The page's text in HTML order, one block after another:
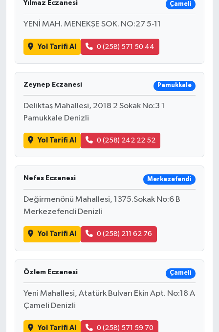
Yılmaz Eczanesi Çameli
YENİ MAH. MENEKŞE SOK. NO:27 5-11
Yol Tarifi Al 0 (258) 571 50 44
Zeynep Eczanesi Pamukkale
Deliktaş Mahallesi, 2018 2 Sokak No:3 1
Pamukkale Denizli
Yol Tarifi Al 0 (258) 242 22 52
Nefes Eczanesi Merkezefendi
Değirmenönü Mahallesi, 1375.Sokak No:6 B
Merkezefendi Denizli
Yol Tarifi Al 0 (258) 211 62 76
Özlem Eczanesi Çameli
Yeni Mahallesi, Atatürk Bulvarı Ekin Apt. No:18 A
Çameli Denizli
Yol Tarifi Al 0 (258) 571 59 70